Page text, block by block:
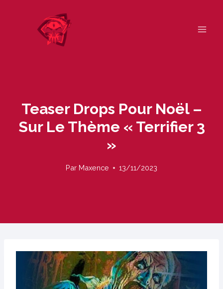
Teaser Drops Pour Noël –
Sur Le Thème « Terrifier 3
»
Par Maxence 13/11/2023